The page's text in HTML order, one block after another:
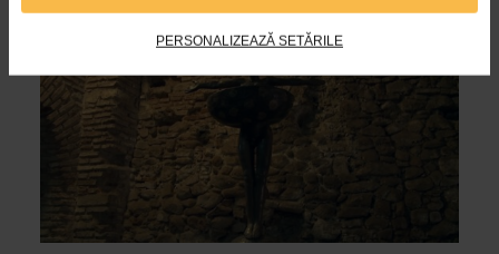
PERSONALIZEAZĂ SETĂRILE